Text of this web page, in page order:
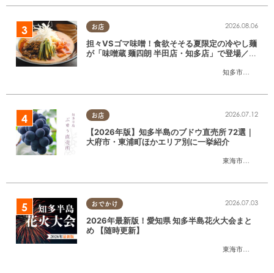
お店
知多市
,半田市
2026.08.06
担々VSゴマ味噌！食欲そそる夏限定の冷やし麺
が「味噌蔵 麺四朗 半田店・知多店」で登場／ち
お店
東海市
,大府市
2026.07.12
【2026年版】知多半島のブドウ直売所 72選｜
大府市・東浦町ほかエリア別に一挙紹介
おでかけ
東海市
,大府市
2026.07.03
2026年最新版！愛知県 知多半島花火大会まと
め 【随時更新】